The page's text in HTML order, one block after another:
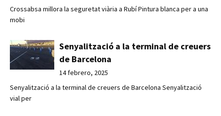
Crossabsa millora la seguretat viària a Rubí Pintura blanca per a una
mobi
Senyalització a la terminal de creuers
de Barcelona
14 febrero, 2025
Senyalització a la terminal de creuers de Barcelona Senyalització
vial per